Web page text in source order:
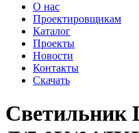
О нас
Проектировщикам
Каталог
Проекты
Новости
Контакты
Скачать
Светильник